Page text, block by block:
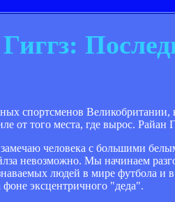
спортсменов Великобритании,
от того места, где вырос.
человека с большими
невозможно. Мы начинаем
людей в мире футбола
эксцентричного "деда".